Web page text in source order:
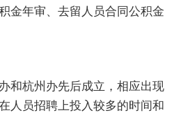
金年审、去留人员合同公积金
和杭州办先后成立，相应出现
人员招聘上投入较多的时间和